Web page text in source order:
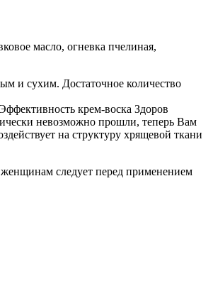
масло, огневка пчелиная,
и сухим. Достаточное количество
крем-воска Здоров
невозможно прошли, теперь Вам
на структуру хрящевой ткани
следует перед применением